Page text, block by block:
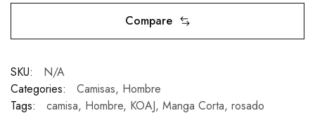
Compare
SKU:
N/A
Categories:
Camisas, Hombre
Tags:
camisa, Hombre, KOAJ, Manga Corta, rosado